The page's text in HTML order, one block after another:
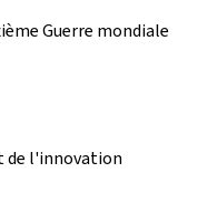
Guerre mondiale
de l'innovation